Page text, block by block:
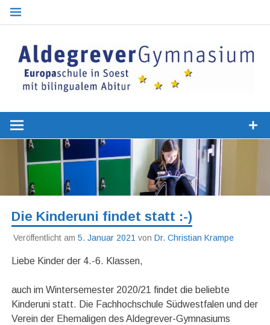
Zum
Soest
Die Kinderuni findet statt :-)
Veröffentlicht am 5. Januar 2021 von Dr. Christian Krampe
Liebe Kinder der 4.-6. Klassen,
auch im Wintersemester 2020/21 findet die beliebte
Kinderuni statt. Die Fachhochschule Südwestfalen und der
Verein der Ehemaligen des Aldegrever-Gymnasiums